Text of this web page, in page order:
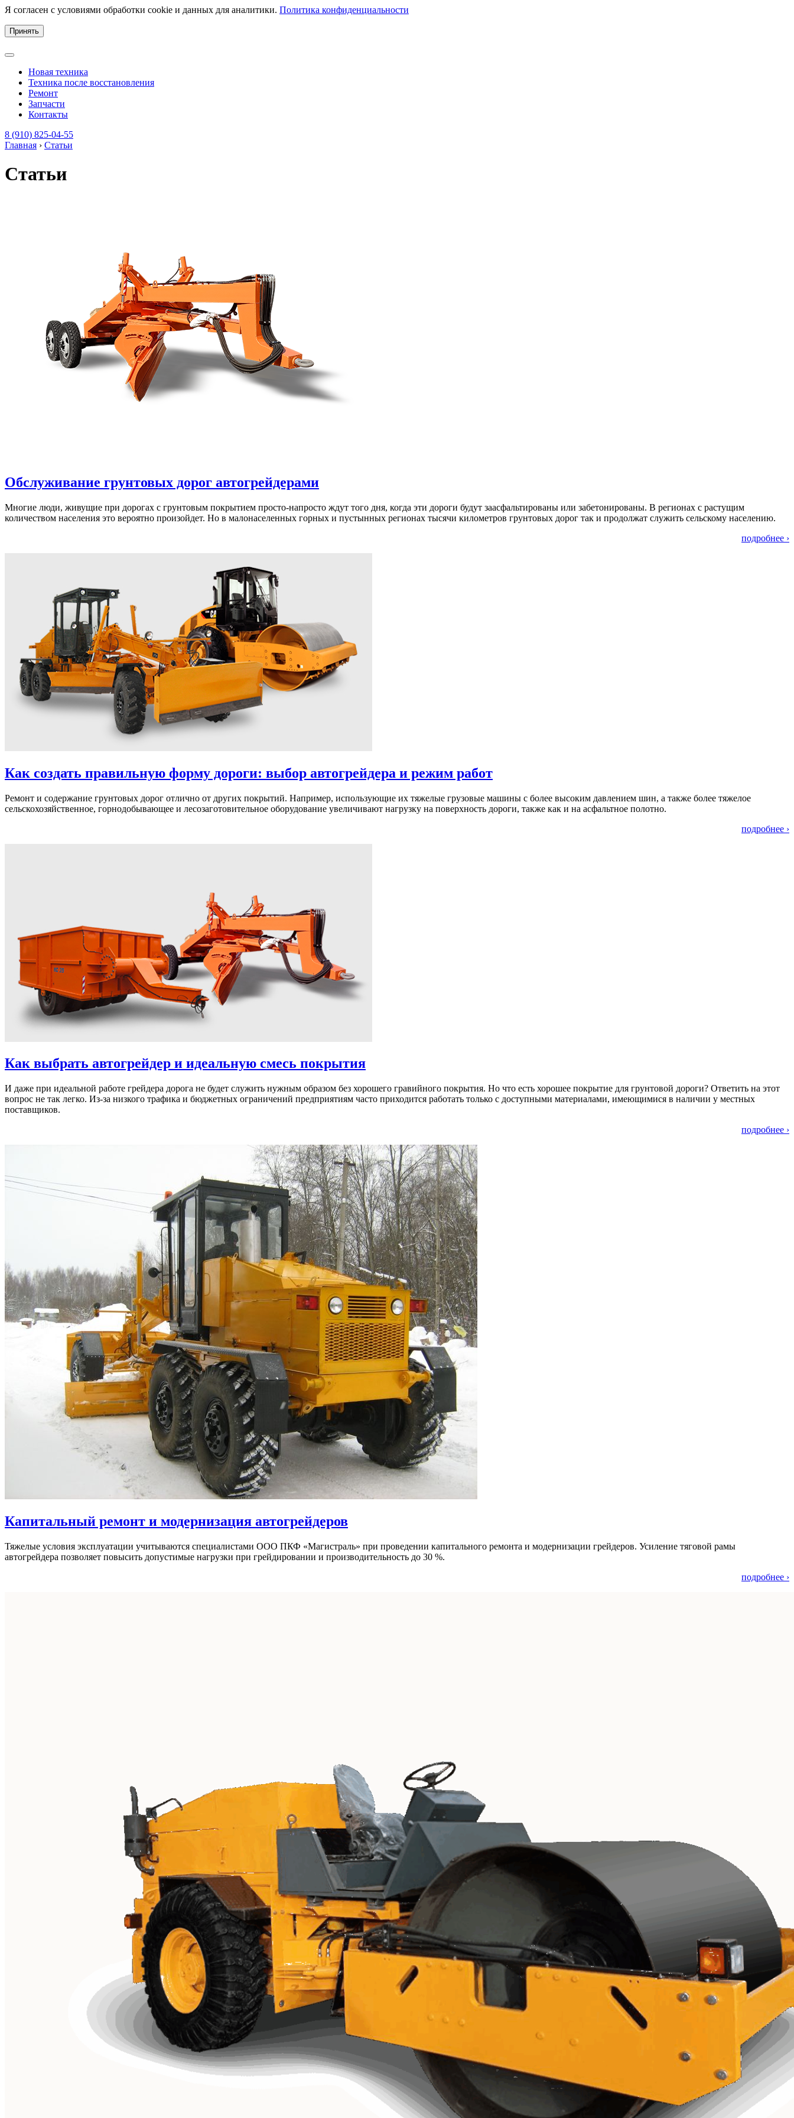
Я согласен с условиями обработки cookie и данных для аналитики. Политика конфиденциальности
Принять
Новая техника
Техника после восстановления
Ремонт
Запчасти
Контакты
8 (910) 825-04-55
Главная › Статьи
Статьи
Обслуживание грунтовых дорог автогрейдерами
Многие люди, живущие при дорогах с грунтовым покрытием просто-напросто ждут того дня, когда эти дороги будут заасфальтированы или забетонированы. В регионах с растущим
количеством населения это вероятно произойдет. Но в малонаселенных горных и пустынных регионах тысячи километров грунтовых дорог так и продолжат служить сельскому населению.
подробнее ›
Как создать правильную форму дороги: выбор автогрейдера и режим работ
Ремонт и содержание грунтовых дорог отлично от других покрытий. Например, использующие их тяжелые грузовые машины с более высоким давлением шин, а также более тяжелое
сельскохозяйственное, горнодобывающее и лесозаготовительное оборудование увеличивают нагрузку на поверхность дороги, также как и на асфальтное полотно.
подробнее ›
Как выбрать автогрейдер и идеальную смесь покрытия
И даже при идеальной работе грейдера дорога не будет служить нужным образом без хорошего гравийного покрытия. Но что есть хорошее покрытие для грунтовой дороги? Ответить на этот
вопрос не так легко. Из-за низкого трафика и бюджетных ограничений предприятиям часто приходится работать только с доступными материалами, имеющимися в наличии у местных
поставщиков.
подробнее ›
Капитальный ремонт и модернизация автогрейдеров
Тяжелые условия эксплуатации учитываются специалистами ООО ПКФ «Магистраль» при проведении капитального ремонта и модернизации грейдеров. Усиление тяговой рамы
автогрейдера позволяет повысить допустимые нагрузки при грейдировании и производительность до 30 %.
подробнее ›